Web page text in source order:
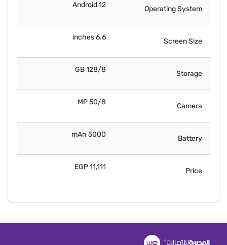
Operating System
Android 12
Screen Size
6.6 inches
Storage
128/8 GB
Camera
50/8 MP
Battery
5000 mAh
Price
11,111 EGP